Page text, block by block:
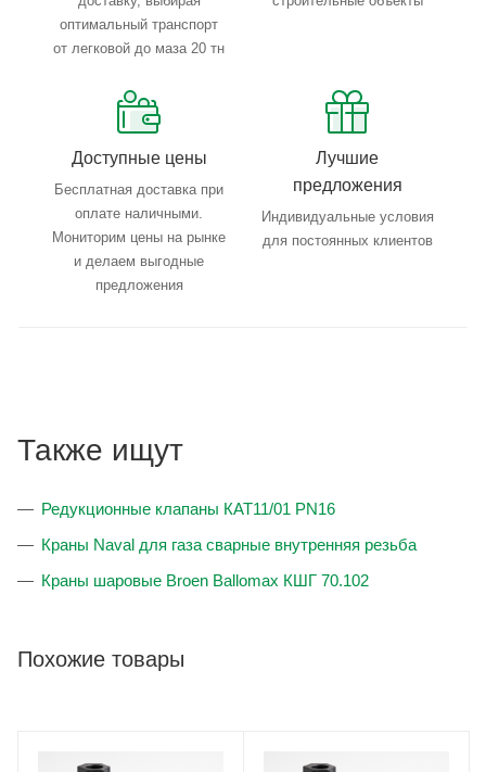
оптимальный транспорт
от легковой до маза 20 тн
Доступные цены
Бесплатная доставка при
оплате наличными.
Мониторим цены на рынке
и делаем выгодные
предложения
Лучшие
предложения
Индивидуальные условия
для постоянных клиентов
Также ищут
Редукционные клапаны КАТ11/01 PN16
Краны Naval для газа сварные внутренняя резьба
Краны шаровые Broen Ballomax КШГ 70.102
Похожие товары